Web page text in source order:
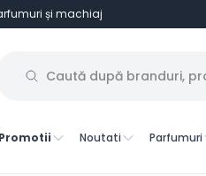
și machiaj
Promotii Noutati Parfumuri